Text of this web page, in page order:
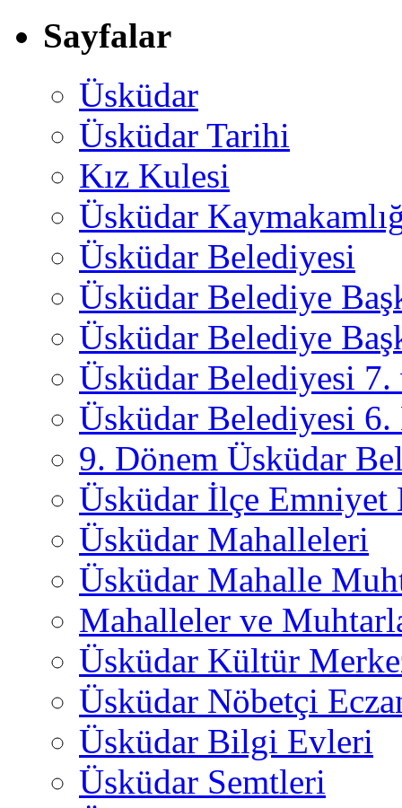
Sayfalar
Üsküdar
Üsküdar Tarihi
Kız Kulesi
Üsküdar
Üsküdar Belediyesi
Üsküdar Belediye
Üsküdar Belediye
Üsküdar Belediyesi
Üsküdar Belediyesi 6.
9. Dönem Üsküdar
Üsküdar İlçe
Üsküdar Mahalleleri
Üsküdar Mahalle
Mahalleler ve
Üsküdar Kültür
Üsküdar Nöbetçi
Üsküdar Bilgi Evleri
Üsküdar Semtleri